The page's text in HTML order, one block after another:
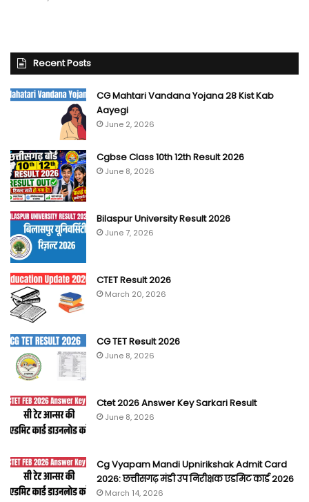
Recent Posts
CG Mahtari Vandana Yojana 28 Kist Kab
Aayegi
June 2, 2026
Cgbse Class 10th 12th Result 2026
June 8, 2026
Bilaspur University Result 2026
June 7, 2026
CTET Result 2026
March 20, 2026
CG TET Result 2026
June 8, 2026
Ctet 2026 Answer Key Sarkari Result
June 8, 2026
Cg Vyapam Mandi Upnirikshak Admit Card
2026: छत्तीसगढ़ मंडी उप निरीक्षक एडमिट कार्ड 2026
March 14, 2026